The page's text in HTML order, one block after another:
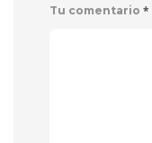
Tu comentario *